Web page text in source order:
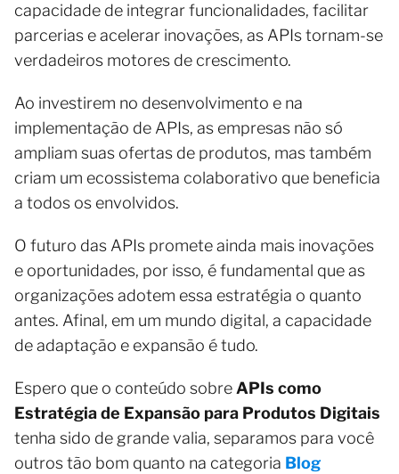
capacidade de integrar funcionalidades, facilitar
parcerias e acelerar inovações, as APIs tornam-se
verdadeiros motores de crescimento.
Ao investirem no desenvolvimento e na
implementação de APIs, as empresas não só
ampliam suas ofertas de produtos, mas também
criam um ecossistema colaborativo que beneficia
a todos os envolvidos.
O futuro das APIs promete ainda mais inovações
e oportunidades, por isso, é fundamental que as
organizações adotem essa estratégia o quanto
antes. Afinal, em um mundo digital, a capacidade
de adaptação e expansão é tudo.
Espero que o conteúdo sobre APIs como
Estratégia de Expansão para Produtos Digitais
tenha sido de grande valia, separamos para você
outros tão bom quanto na categoria Blog